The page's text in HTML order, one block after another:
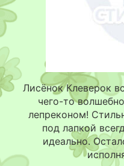
Лисёнок Клеверок
чего-то
лепреконом!
под лапкой
идеально.